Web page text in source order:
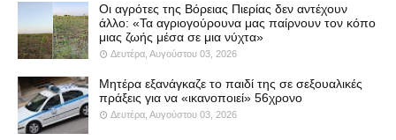
Οι αγρότες της Βόρειας Πιερίας δεν αντέχουν
άλλο: «Τα αγριογούρουνα μας παίρνουν τον κόπο
μιας ζωής μέσα σε μια νύχτα»
Δευτέρα, Αυγούστου 03, 2026
Μητέρα εξανάγκαζε το παιδί της σε σεξουαλικές
πράξεις για να «ικανοποιεί» 56χρονο
Δευτέρα, Αυγούστου 03, 2026